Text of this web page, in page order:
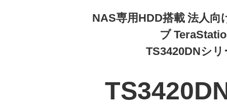
NAS専用HDD搭載 法人
ブ
TS3420DNシ